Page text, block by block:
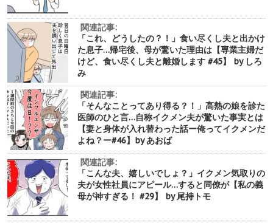
関連記事:
「これ、どうしたの？！」食い尽くし夫と出かけ
た息子…帰宅後、母が驚いた理由は【専業主婦だ
けど、食い尽くし夫と離婚します #45】 by しろ
み
関連記事:
「そんなことってあり得る？！」高熱の娘を診た
医師のひと言…自称イクメン夫が驚いた事実とは
【妻と身体が入れ替わった話ー俺ってイクメンだ
よね？ー#46】by あおば
関連記事:
「こんな夫、嬉しいでしょ？」イクメン気取りの
夫が女性社員にアピール…すると同僚が【私の義
母が神すぎる！ #29】 by 尾持トモ